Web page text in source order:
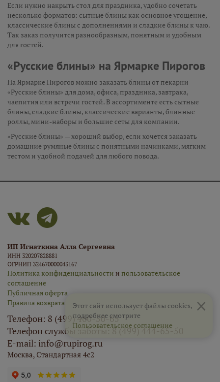
Если нужно накрыть стол для праздника, удобно сочетать
несколько форматов: сытные блины как основное угощение,
классические блины с дополнениями и сладкие блины к чаю.
Так заказ получится разнообразным, понятным и удобным
для гостей.
«Русские блины» на Ярмарке Пирогов
На Ярмарке Пирогов можно заказать блины от пекарни
«Русские блины» для дома, офиса, праздника, завтрака,
чаепития или встречи гостей. В ассортименте есть сытные
блины, сладкие блины, классические варианты, блинные
роллы, мини-наборы и большие сеты для компании.
«Русские блины» — хороший выбор, если хочется заказать
домашние румяные блины с понятными начинками, мягким
тестом и удобной подачей для любого повода.
ИП Игнаткина Алла Сергеевна
ИНН 320207828881
ОГРНИП 324670000043167
Политика конфиденциальности и пользовательское
соглашение
Публичная оферта
Правила возврата
Телефон: 8 (499) 460-50-65
Телефон службы заботы: 8 (499) 444-65-50
E-mail: info@rupirog.ru
Москва, Стандартная 4с2
×
Этот сайт использует файлы cookies,
подробнее смотрите
Пользовательское соглашение